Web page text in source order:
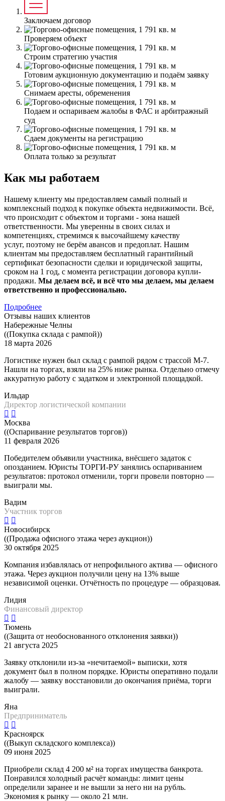
Заключаем договор
Проверяем объект
Строим стратегию участия
Готовим аукционную документацию и подаём заявку
Снимаем аресты, обременения
Подаем и оспариваем жалобы в ФАС и арбитражный
суд
Сдаем документы на регистрацию
Оплата только за результат
Как мы работаем
Нашему клиенту мы предоставляем самый полный и
комплексный подход к покупке объекта недвижимости. Всё,
что происходит с объектом и торгами - зона нашей
ответственности. Мы уверенны в своих силах и
компетенциях, стремимся к высочайшему качеству
услуг, поэтому не берём авансов и предоплат. Нашим
клиентам мы предоставляем бесплатный гарантийный
сертификат безопасности сделки и юридической защиты,
сроком на 1 год, с момента регистрации договора купли-
продажи. Мы делаем всё, и всё что мы делаем, мы делаем
ответственно и профессионально.
Подробнее
Отзывы наших клиентов
Набережные Челны
((Покупка склада с рампой))
18 марта 2026
Логистике нужен был склад с рампой рядом с трассой М-7.
Нашли на торгах, взяли на 25% ниже рынка. Отдельно отмечу
аккуратную работу с задатком и электронной площадкой.
Ильдар
Директор логистической компании
Москва
((Оспаривание результатов торгов))
11 февраля 2026
Победителем объявили участника, внёсшего задаток с
опозданием. Юристы ТОРГИ-РУ занялись оспариванием
результатов: протокол отменили, торги провели повторно —
выиграли мы.
Вадим
Участник торгов
Новосибирск
((Продажа офисного этажа через аукцион))
30 октября 2025
Компания избавлялась от непрофильного актива — офисного
этажа. Через аукцион получили цену на 13% выше
независимой оценки. Отчётность по процедуре — образцовая.
Лидия
Финансовый директор
Тюмень
((Защита от необоснованного отклонения заявки))
21 августа 2025
Заявку отклонили из-за «нечитаемой» выписки, хотя
документ был в полном порядке. Юристы оперативно подали
жалобу — заявку восстановили до окончания приёма, торги
выиграли.
Яна
Предприниматель
Красноярск
((Выкуп складского комплекса))
09 июня 2025
Приобрели склад 4 200 м² на торгах имущества банкрота.
Понравился холодный расчёт команды: лимит цены
определили заранее и не вышли за него ни на рубль.
Экономия к рынку — около 21 млн.